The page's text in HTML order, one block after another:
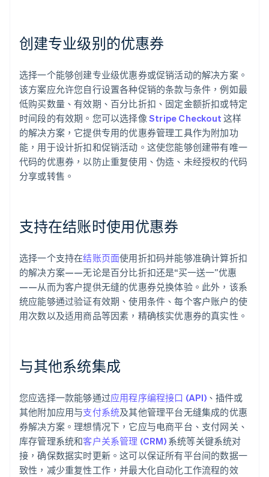
创建专业级别的优惠券
选择一个能够创建专业级优惠券或促销活动的解决方案。
该方案应允许您自行设置各种促销的条款与条件，例如最
低购买数量、有效期、百分比折扣、固定金额折扣或特定
时间段的有效期。您可以选择像 Stripe Checkout 这样
的解决方案，它提供专用的优惠券管理工具作为附加功
能，用于设计折扣和促销活动。这使您能够创建带有唯一
代码的优惠券，以防止重复使用、伪造、未经授权的代码
分享或转售。
支持在结账时使用优惠券
选择一个支持在结账页面使用折扣码并能够准确计算折扣
的解决方案——无论是百分比折扣还是“买一送一”优惠
——从而为客户提供无缝的优惠券兑换体验。此外，该系
统应能够通过验证有效期、使用条件、每个客户账户的使
用次数以及适用商品等因素，精确核实优惠券的真实性。
与其他系统集成
您应选择一款能够通过应用程序编程接口 (API)、插件或
其他附加应用与支付系统及其他管理平台无缝集成的优惠
券解决方案。理想情况下，它应与电商平台、支付网关、
库存管理系统和客户关系管理 (CRM)系统等关键系统对
接，确保数据实时更新。这可以保证所有平台间的数据一
致性，减少重复性工作，并最大化自动化工作流程的效